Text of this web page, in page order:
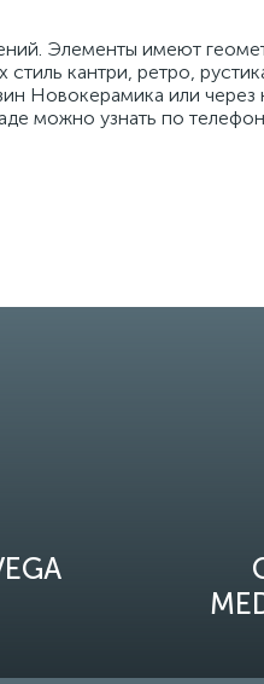
Элементы имеют
кантри, ретро,
Новокерамика или через
можно узнать по